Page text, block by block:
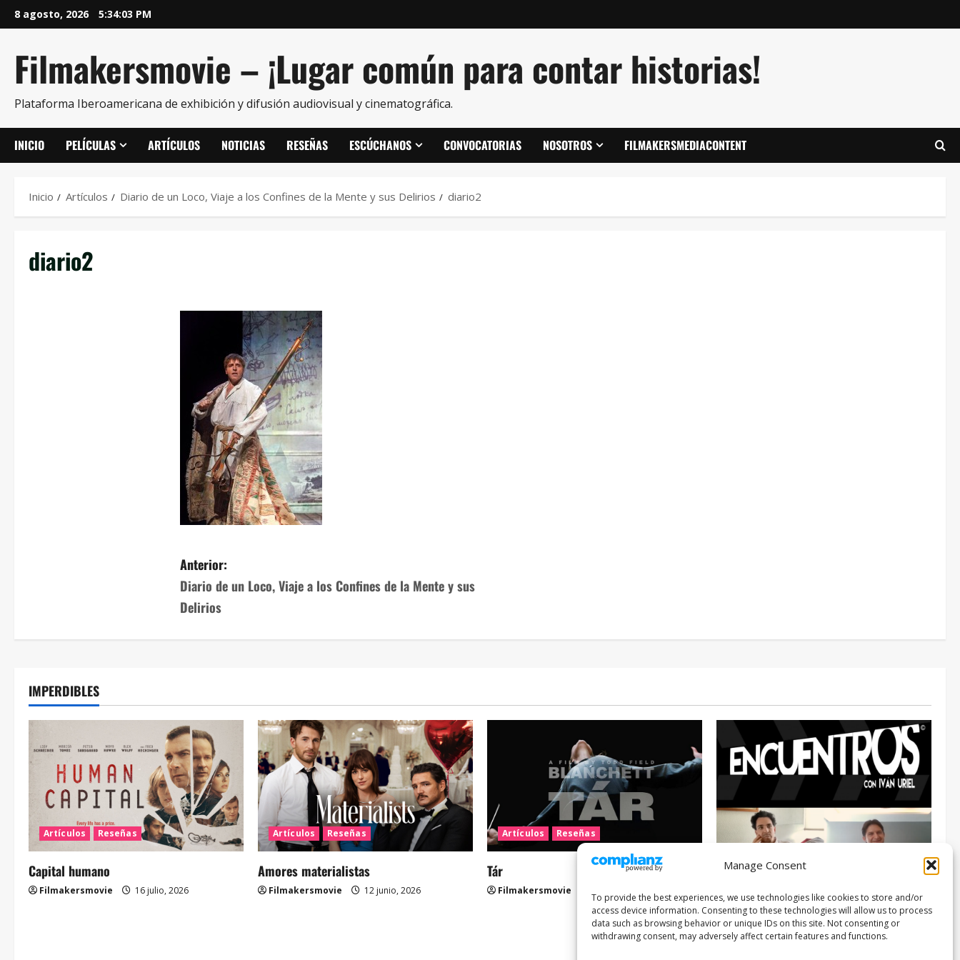
Manage Consent
To provide the best experiences, we use technologies like cookies to store and/or
access device information. Consenting to these technologies will allow us to process
data such as browsing behavior or unique IDs on this site. Not consenting or
withdrawing consent, may adversely affect certain features and functions.
8 agosto, 2026 5:34:03 PM
Filmakersmovie – ¡Lugar común para contar historias!
Plataforma Iberoamericana de exhibición y difusión audiovisual y cinematográfica.
INICIO PELÍCULAS ARTÍCULOS NOTICIAS RESEÑAS ESCÚCHANOS CONVOCATORIAS NOSOTROS FILMAKERSMEDIACONTENT
Inicio Artículos Diario de un Loco, Viaje a los Confines de la Mente y sus Delirios diario2
diario2
Anterior:
Diario de un Loco, Viaje a los Confines de la Mente y sus
Delirios
IMPERDIBLES
Artículos Reseñas
Capital humano
Filmakersmovie 16 julio, 2026
Artículos Reseñas
Amores materialistas
Filmakersmovie 12 junio, 2026
Artículos Reseñas
Tár
Filmakersmovie
ENCUENTROS CON IVÁN URIEL T3E22:
JUAN PATRICIO RIVEROLL